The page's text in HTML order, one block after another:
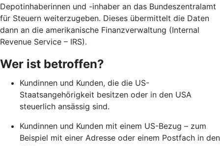
Depotinhaberinnen und -inhaber an das Bundeszentralamt
für Steuern weiterzugeben. Dieses übermittelt die Daten
dann an die amerikanische Finanzverwaltung (Internal
Revenue Service – IRS).
Wer ist betroffen?
Kundinnen und Kunden, die die US-
Staatsangehörigkeit besitzen oder in den USA
steuerlich ansässig sind.
Kundinnen und Kunden mit einem US-Bezug – zum
Beispiel mit einer Adresse oder einem Postfach in den